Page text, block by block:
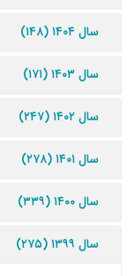
سال ۱۴۰۴ (۱۴۸)
سال ۱۴۰۳ (۱۷۱)
سال ۱۴۰۲ (۲۴۷)
سال ۱۴۰۱ (۲۷۸)
سال ۱۴۰۰ (۳۳۹)
سال ۱۳۹۹ (۲۷۵)